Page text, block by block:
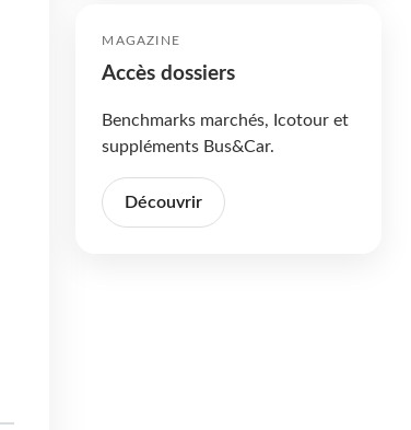
MAGAZINE
Accès dossiers
Benchmarks marchés, Icotour et
suppléments Bus&Car.
Découvrir